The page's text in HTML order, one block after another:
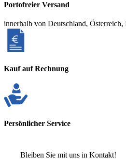
Portofreier Versand
innerhalb von Deutschland,
Kauf auf Rechnung
Persönlicher Service
Bleiben Sie mit uns in Kontakt!